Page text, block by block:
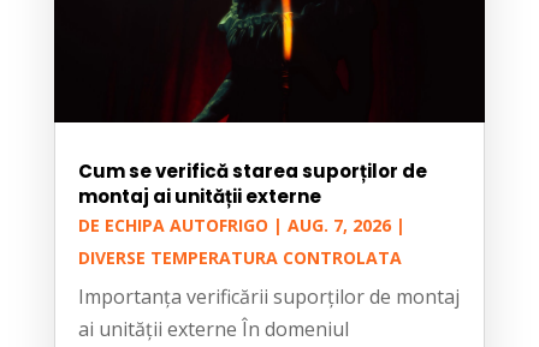
Cum se verifică starea suporților de
montaj ai unității externe
DE ECHIPA AUTOFRIGO | AUG. 7, 2026|
DIVERSE TEMPERATURA CONTROLATA
Importanța verificării suporților de montaj
ai unității externe În domeniul